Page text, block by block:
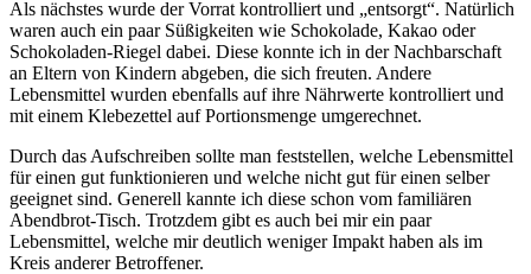
Als nächstes wurde der Vorrat kontrolliert und „entsorgt“. Natürlich
waren auch ein paar Süßigkeiten wie Schokolade, Kakao oder
Schokoladen-Riegel dabei. Diese konnte ich in der Nachbarschaft
an Eltern von Kindern abgeben, die sich freuten. Andere
Lebensmittel wurden ebenfalls auf ihre Nährwerte kontrolliert und
mit einem Klebezettel auf Portionsmenge umgerechnet.
Durch das Aufschreiben sollte man feststellen, welche Lebensmittel
für einen gut funktionieren und welche nicht gut für einen selber
geeignet sind. Generell kannte ich diese schon vom familiären
Abendbrot-Tisch. Trotzdem gibt es auch bei mir ein paar
Lebensmittel, welche mir deutlich weniger Impakt haben als im
Kreis anderer Betroffener.